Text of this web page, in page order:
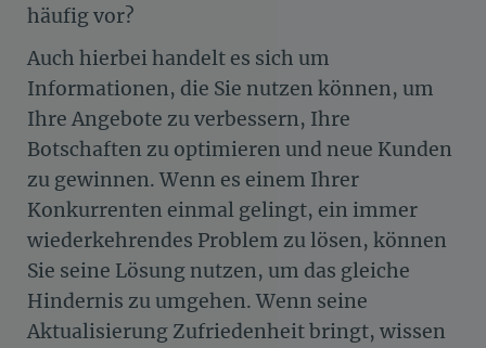
häufig vor?
Auch hierbei handelt es sich um
Informationen, die Sie nutzen können, um
Ihre Angebote zu verbessern, Ihre
Botschaften zu optimieren und neue Kunden
zu gewinnen. Wenn es einem Ihrer
Konkurrenten einmal gelingt, ein immer
wiederkehrendes Problem zu lösen, können
Sie seine Lösung nutzen, um das gleiche
Hindernis zu umgehen. Wenn seine
Aktualisierung Zufriedenheit bringt, wissen